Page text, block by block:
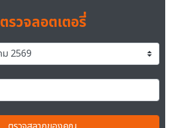
ตรวจลอตเตอรี่